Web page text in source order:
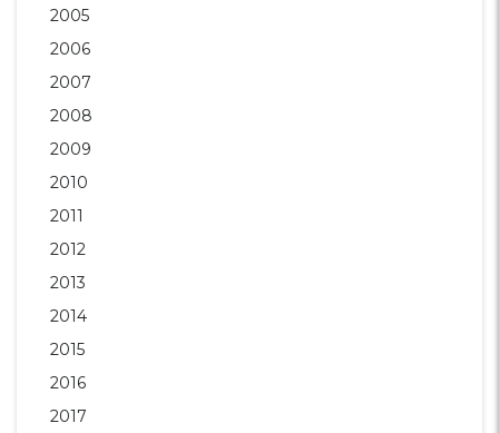
2005
2006
2007
2008
2009
2010
2011
2012
2013
2014
2015
2016
2017